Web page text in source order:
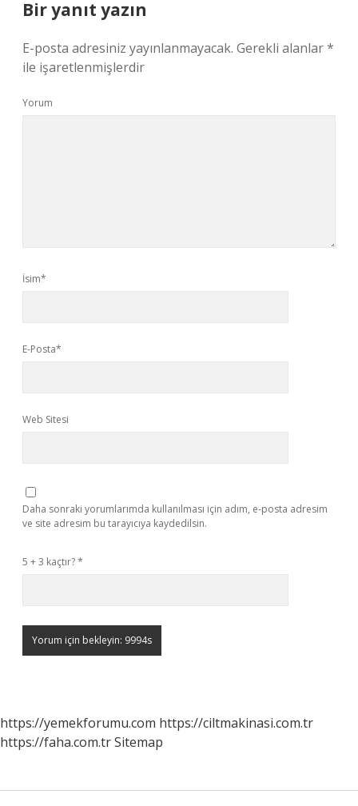
Bir yanıt yazın
E-posta adresiniz yayınlanmayacak. Gerekli alanlar*
ile işaretlenmişlerdir
Yorum
İsim*
E-Posta*
Web Sitesi
Daha sonraki yorumlarımda kullanılması için adım, e-posta adresim
ve site adresim bu tarayıcıya kaydedilsin.
5 + 3 kaçtır?*
https://yemekforumu.com https://ciltmakinasi.com.tr
https://faha.com.trSitemap